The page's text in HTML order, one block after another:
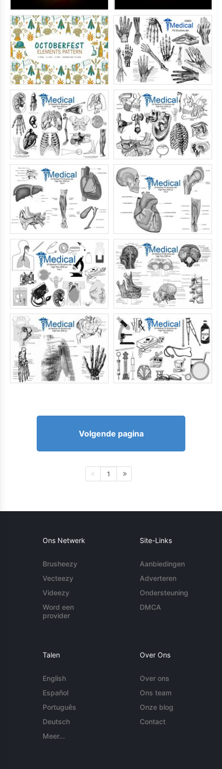
Volgende pagina
1
Ons Netwerk
Brusheezy
Vecteezy
Videezy
Word een
provider
Site-Links
Aanbiedingen
Adverteren
Ondersteuning
DMCA
Talen
English
Español
Português
Deutsch
Meer...
Over Ons
Over ons
Ons team
Onze blog
Contact